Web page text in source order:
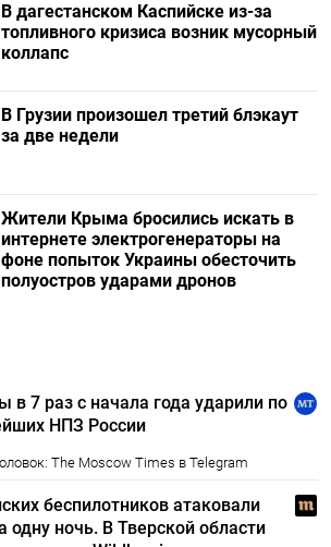
В дагестанском Каспийске из-за
топливного кризиса возник мусорный
коллапс
В Грузии произошел третий блэкаут
за две недели
Жители Крыма бросились искать в
интернете электрогенераторы на
фоне попыток Украины обесточить
полуостров ударами дронов